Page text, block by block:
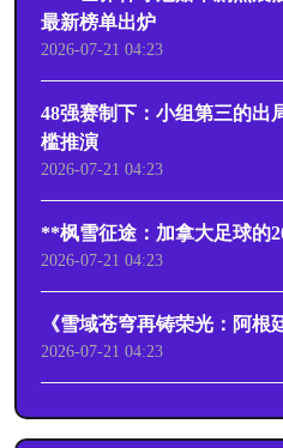
最新榜单出炉
2026-07-21 04:23
48强赛制下：小组第三的出
槛推演
2026-07-21 04:23
**枫雪征途：加拿大足球的
2026-07-21 04:23
《雪域苍穹再铸荣光：阿根
2026-07-21 04:23